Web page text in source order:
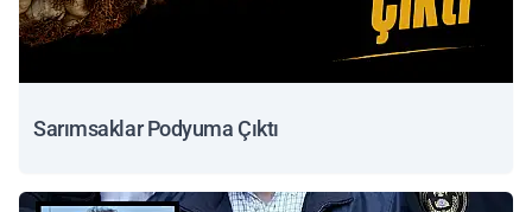
Sarımsaklar Podyuma Çıktı